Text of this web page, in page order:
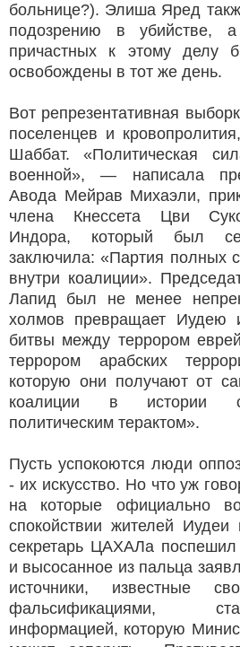
больнице?). Элиша Яред
подозрению в убийстве, а
причастных к этому делу
освобождены в тот же день.
Вот репрезентативная
поселенцев и
Шаббат. «Политическая
военной», — написала
Авода Мейрав Михаэли,
члена Кнессета Цви
Индора, который был
заключила: «Партия полных
внутри коалиции».
Лапид был не менее
холмов превращает
битвы между террором
террором арабских
которую они получают от
коалиции в истории
политическим терактом».
Пусть успокоются люди
- их искусство. Но что уж
на которые официально
спокойствии жителей
секретарь ЦАХАЛа поспешил
и высосанное из пальца
источники, известные
фальсификациями,
информацией, которую